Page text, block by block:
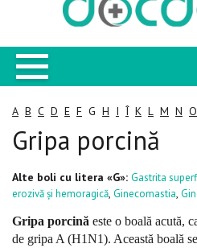
A B C D E F G H I Î K L M N O
Gripa porcină
Alte boli cu litera «G»: Gastrita
erozivă și hemoragică, Ginecomastia,
Gripa porcină este o boală acută,
de gripa A (H1N1). Această boală